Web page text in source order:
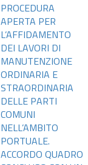
PROCEDURA
APERTA PER
L’AFFIDAMENTO
DEI LAVORI DI
MANUTENZIONE
ORDINARIA E
STRAORDINARIA
DELLE PARTI
COMUNI
NELL’AMBITO
PORTUALE.
ACCORDO QUADRO